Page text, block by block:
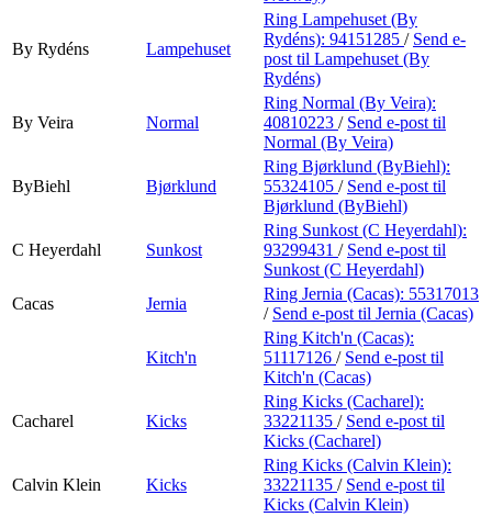
By Rydéns Lampehuset
Ring Lampehuset (By
Rydéns): 94151285 / Send e-
post til Lampehuset (By
Rydéns)
By Veira Normal
Ring Normal (By Veira):
40810223 / Send e-post til
Normal (By Veira)
ByBiehl Bjørklund
Ring Bjørklund (ByBiehl):
55324105 / Send e-post til
Bjørklund (ByBiehl)
C Heyerdahl Sunkost
Ring Sunkost (C Heyerdahl):
93299431 / Send e-post til
Sunkost (C Heyerdahl)
Cacas
Jernia
Ring Jernia (Cacas): 55317013
/ Send e-post til Jernia (Cacas)
Kitch'n
Ring Kitch'n (Cacas):
51117126 / Send e-post til
Kitch'n (Cacas)
Cacharel Kicks
Ring Kicks (Cacharel):
33221135 / Send e-post til
Kicks (Cacharel)
Calvin Klein Kicks
Ring Kicks (Calvin Klein):
33221135 / Send e-post til
Kicks (Calvin Klein)